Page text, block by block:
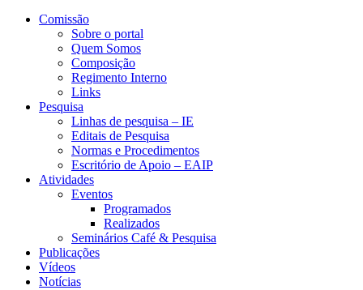
Comissão
Sobre o portal
Quem Somos
Composição
Regimento Interno
Links
Pesquisa
Linhas de pesquisa – IE
Editais de Pesquisa
Normas e Procedimentos
Escritório de Apoio – EAIP
Atividades
Eventos
Programados
Realizados
Seminários Café & Pesquisa
Publicações
Vídeos
Notícias